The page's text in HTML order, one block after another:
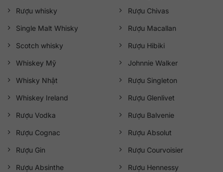
Rượu whisky
Single Malt Whisky
Scotch whisky
Whiskey Mỹ
Whisky Nhật
Whiskey Ireland
Rượu Vodka
Rượu Cognac
Rượu Gin
Rượu Absinthe
Rượu Chivas
Rượu Macallan
Rượu Hibiki
Johnnie Walker
Rượu Singleton
Rượu Glenlivet
Rượu Balvenie
Rượu Absolut
Rượu Courvoisier
Rượu Hennessy